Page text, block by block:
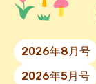
2026年8月号
2026年5月号